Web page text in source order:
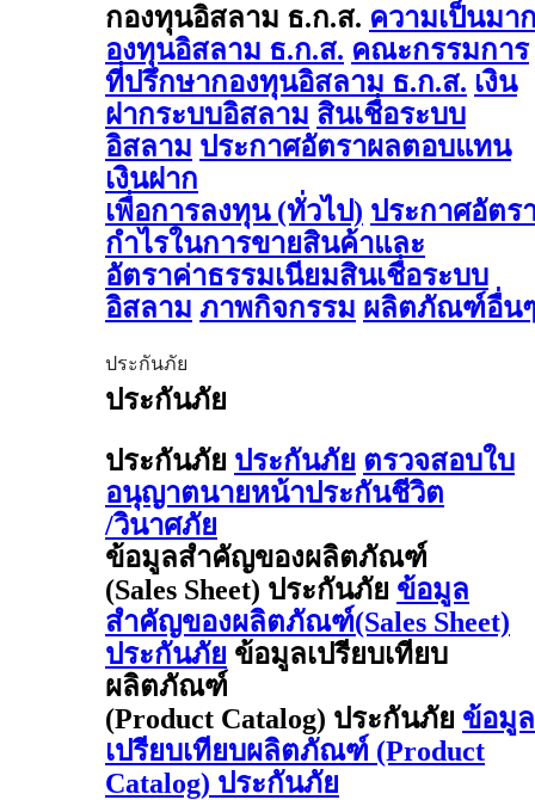
กองทุนอิสลาม ธ.ก.ส. ความเป็นมา
องทุนอิสลาม ธ.ก.ส. คณะกรรมการ
ที่ปรึกษากองทุนอิสลาม ธ.ก.ส. เงิน
ฝากระบบอิสลาม สินเชื่อระบบ
อิสลาม ประกาศอัตราผลตอบแทน
เงินฝาก
เพื่อการลงทุน (ทั่วไป) ประกาศอัตร
กำไรในการขายสินค้าและ
อัตราค่าธรรมเนียมสินเชื่อระบบ
อิสลาม ภาพกิจกรรม ผลิตภัณฑ์อื่น
ประกันภัย
ประกันภัย
ประกันภัย ประกันภัย ตรวจสอบใบ
อนุญาตนายหน้าประกันชีวิต
/วินาศภัย
ข้อมูลสำคัญของผลิตภัณฑ์
(Sales Sheet) ประกันภัย ข้อมูล
สำคัญของผลิตภัณฑ์(Sales Sheet)
ประกันภัย ข้อมูลเปรียบเทียบ
ผลิตภัณฑ์
(Product Catalog) ประกันภัย ข้อมูล
เปรียบเทียบผลิตภัณฑ์ (Product
Catalog) ประกันภัย